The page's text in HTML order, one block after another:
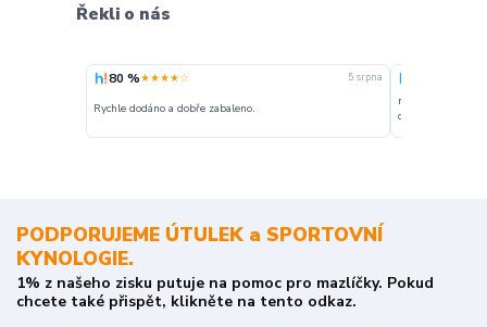
Řekli o nás
80 %★★★★☆ 5. srpna
Rychle dodáno a dobře zabaleno.
nakupuji
o stavu
PODPORUJEME ÚTULEK a SPORTOVNÍ
KYNOLOGIE.
1% z našeho zisku putuje na pomoc pro mazlíčky. Pokud
chcete také přispět, klikněte na tento odkaz.